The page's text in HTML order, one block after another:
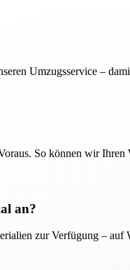
Umzugsservice –
So können wir Ihren
an?
zur Verfügung – auf